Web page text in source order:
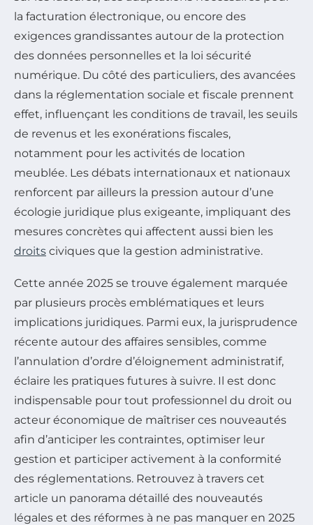
la facturation électronique, ou encore des
exigences grandissantes autour de la protection
des données personnelles et la loi sécurité
numérique. Du côté des particuliers, des avancées
dans la réglementation sociale et fiscale prennent
effet, influençant les conditions de travail, les seuils
de revenus et les exonérations fiscales,
notamment pour les activités de location
meublée. Les débats internationaux et nationaux
renforcent par ailleurs la pression autour d’une
écologie juridique plus exigeante, impliquant des
mesures concrètes qui affectent aussi bien les
droits civiques que la gestion administrative.
Cette année 2025 se trouve également marquée
par plusieurs procès emblématiques et leurs
implications juridiques. Parmi eux, la jurisprudence
récente autour des affaires sensibles, comme
l’annulation d’ordre d’éloignement administratif,
éclaire les pratiques futures à suivre. Il est donc
indispensable pour tout professionnel du droit ou
acteur économique de maîtriser ces nouveautés
afin d’anticiper les contraintes, optimiser leur
gestion et participer activement à la conformité
des réglementations. Retrouvez à travers cet
article un panorama détaillé des nouveautés
légales et des réformes à ne pas manquer en 2025